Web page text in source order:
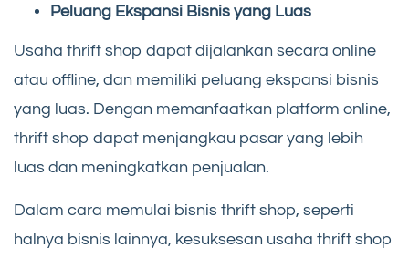
Peluang Ekspansi Bisnis yang Luas
Usaha thrift shop dapat dijalankan secara online
atau offline, dan memiliki peluang ekspansi bisnis
yang luas. Dengan memanfaatkan platform online,
thrift shop dapat menjangkau pasar yang lebih
luas dan meningkatkan penjualan.
Dalam cara memulai bisnis thrift shop, seperti
halnya bisnis lainnya, kesuksesan usaha thrift shop